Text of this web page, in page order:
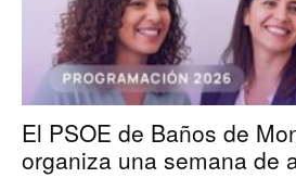
El PSOE de Baños de
organiza una semana de